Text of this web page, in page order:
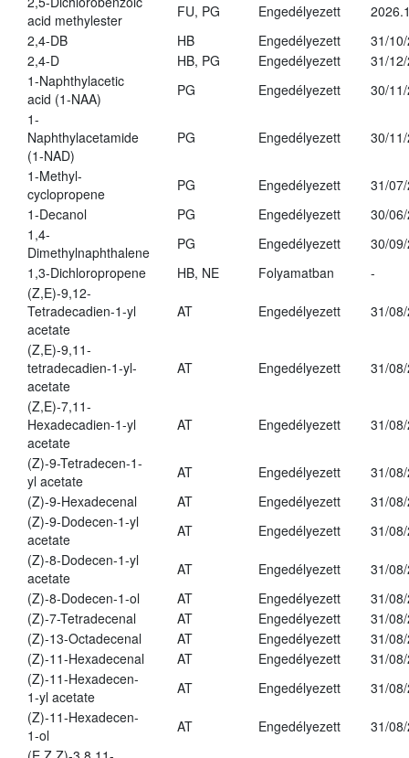
acid methylester
FU, PG Engedélyezett
2,4-DB
HB Engedélyezett
31/
2,4-D
HB, PG Engedélyezett
31/
1-Naphthylacetic
acid (1-NAA)
PG Engedélyezett
30/
1-
Naphthylacetamide
(1-NAD)
PG Engedélyezett 30/
1-Methyl-
cyclopropene
PG Engedélyezett
31/
1-Decanol
PG Engedélyezett
30/
1,4-
Dimethylnaphthalene
PG Engedélyezett
30/
1,3-Dichloropropene
HB, NE Folyamatban
-
(Z,E)-9,12-
Tetradecadien-1-yl
acetate
AT Engedélyezett 31/
(Z,E)-9,11-
tetradecadien-1-yl-
acetate
AT Engedélyezett 31/
(Z,E)-7,11-
Hexadecadien-1-yl
acetate
AT Engedélyezett 31/
(Z)-9-Tetradecen-1-
yl acetate
AT Engedélyezett
31/
(Z)-9-Hexadecenal
AT Engedélyezett
31/
(Z)-9-Dodecen-1-yl
acetate
AT Engedélyezett
31/
(Z)-8-Dodecen-1-yl
acetate
AT Engedélyezett
31/
(Z)-8-Dodecen-1-ol
AT Engedélyezett
31/
(Z)-7-Tetradecenal
AT Engedélyezett
31/
(Z)-13-Octadecenal
AT Engedélyezett
31/
(Z)-11-Hexadecenal
AT Engedélyezett
31/
(Z)-11-Hexadecen-
1-yl acetate
AT Engedélyezett
31/
(Z)-11-Hexadecen-
1-ol
AT Engedélyezett
31/